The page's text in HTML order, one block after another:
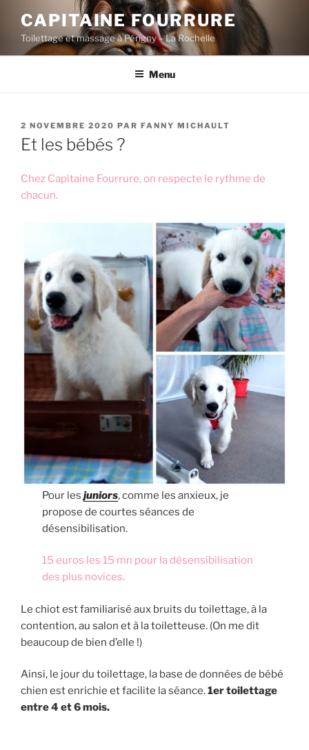
contenu
principal
CAPITAINE FOURRURE
Toilettage et massage à Périgny – La Rochelle
Menu
PUBLIÉ
LE
2 NOVEMBRE 2020 PAR FANNY MICHAULT
Et les bébés ?
Chez Capitaine Fourrure, on respecte le rythme de
chacun.
Pour lesjuniors, comme les anxieux, je
propose de courtes séances de
désensibilisation.
15 euros les 15 mn pour la désensibilisation
des plus novices.
Le chiot est familiarisé aux bruits du toilettage, à la
contention, au salon et à la toiletteuse. (On me dit
beaucoup de bien d’elle !)
Ainsi, le jour du toilettage, la base de données de bébé
chien est enrichie et facilite la séance.1er toilettage
entre 4 et 6 mois.